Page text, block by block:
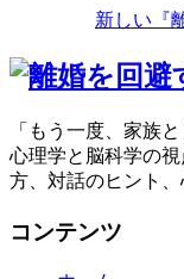
新しい『
「もう一度、家族
心理学と脳科学の
方、対話のヒント、
コンテンツ